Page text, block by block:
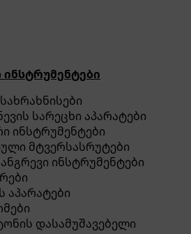
სარეცხი აპარატები
ინსტრუმენტები
მტვერსასრუტები
ინსტრუმენტები
აპარატები
დასამუშავებელი